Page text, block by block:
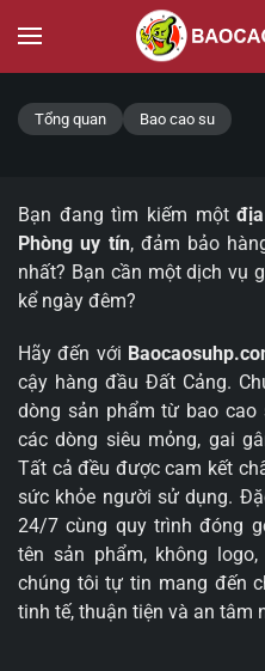
Skip to main content
Tổng quan Bao cao su
Bạn đang tìm kiếm một
Phòng uy tín, đảm bảo
nhất? Bạn cần một dịch vụ
kể ngày đêm?
Hãy đến với
cậy hàng đầu Đất Cảng.
dòng sản phẩm từ bao cao
các dòng siêu mỏng, gai
Tất cả đều được cam kết
sức khỏe người sử dụng.
24/7 cùng quy trình đóng
tên sản phẩm, không
chúng tôi tự tin mang đến
tinh tế, thuận tiện và an tâm